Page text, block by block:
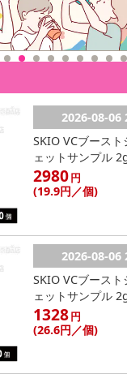
2026-08-06
SKIO VCブース
ェットサンプル
2980円
(19.9円 ／個)
2026-08-06
SKIO VCブース
ェットサンプル
1328円
(26.6円 ／個)